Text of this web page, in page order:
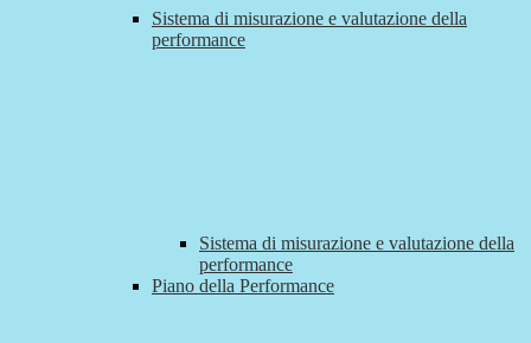
Sistema di misurazione e valutazione della
performance
Sistema di misurazione e valutazione della
performance
Piano della Performance